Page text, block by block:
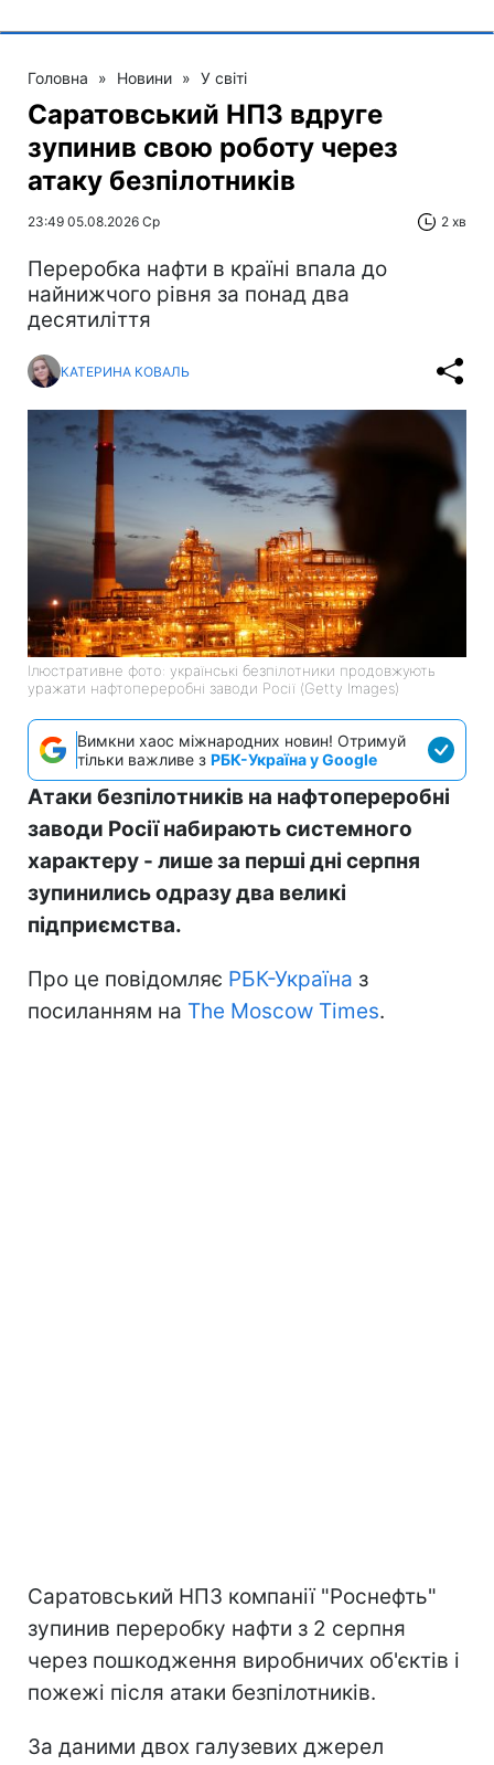
Головна » Новини » У світі
Саратовський НПЗ вдруге
зупинив свою роботу через
атаку безпілотників
23:49 05.08.2026 Ср 2 хв
Переробка нафти в країні впала до
найнижчого рівня за понад два
десятиліття
КАТЕРИНА КОВАЛЬ
Ілюстративне фото: українські безпілотники продовжують
уражати нафтопереробні заводи Росії (Getty Images)
Вимкни хаос міжнародних новин! Отримуй
тільки важливе з РБК-Україна у Google
Атаки безпілотників на нафтопереробні
заводи Росії набирають системного
характеру - лише за перші дні серпня
зупинились одразу два великі
підприємства.
Про це повідомляє РБК-Україна з
посиланням на The Moscow Times.
Саратовський НПЗ компанії "Роснефть"
зупинив переробку нафти з 2 серпня
через пошкодження виробничих об'єктів і
пожежі після атаки безпілотників.
За даними двох галузевих джерел